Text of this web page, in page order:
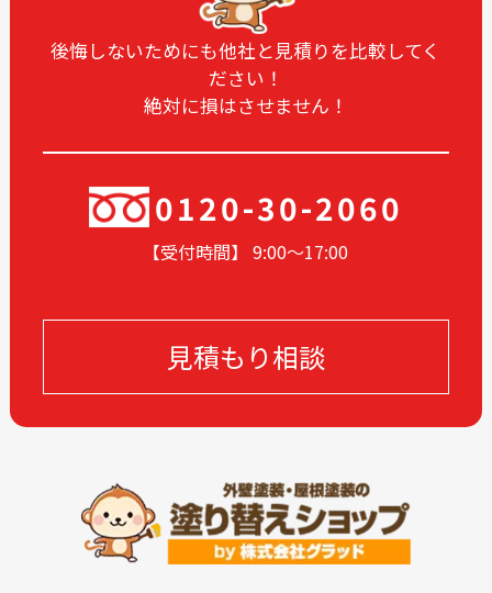
2025-02
2025-01
2024-12
2024-08
2024-07
2024-06
2024-05
2024-02
2024-01
2023-11
2023-08
2023-05
2023-03
2023-02
2023-01
2022-12
2022-10
2022-07
2022-06
2022-05
2022-04
2022-03
2022-02
後悔しないためにも他社と見積りを比較してく
ださい！
絶対に損はさせません！
0120-30-2060
【受付時間】 9:00〜17:00
見積もり相談